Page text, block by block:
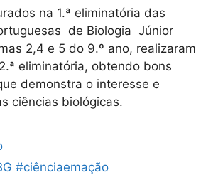
na 1.ª eliminatória das
de Biologia Júnior
2,4 e 5 do 9.º ano, realizaram
eliminatória, obtendo bons
demonstra o interesse e
ciências biológicas.
#ciênciaemação